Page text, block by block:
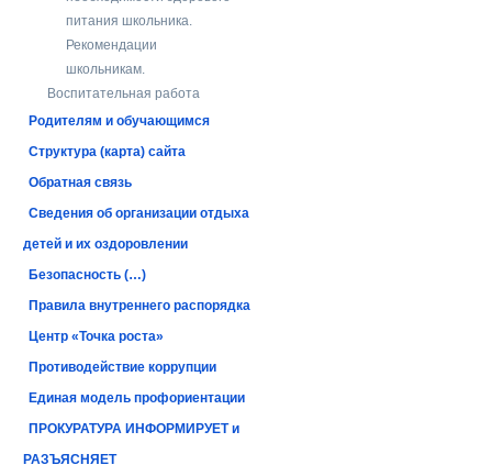
питания школьника.
Рекомендации
школьникам.
Воспитательная работа
Родителям и обучающимся
Структура (карта) сайта
Обратная связь
Сведения об организации отдыха
детей и их оздоровлении
Безопасность (…)
Правила внутреннего распорядка
Центр «Точка роста»
Противодействие коррупции
Единая модель профориентации
ПРОКУРАТУРА ИНФОРМИРУЕТ и
РАЗЪЯСНЯЕТ